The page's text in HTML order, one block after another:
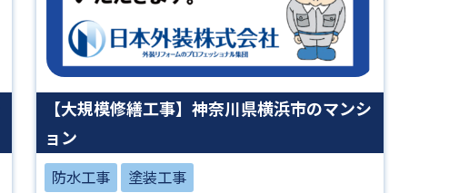
【大規模修繕工事】神奈川県横浜市のマンシ
ョン
防水工事 塗装工事